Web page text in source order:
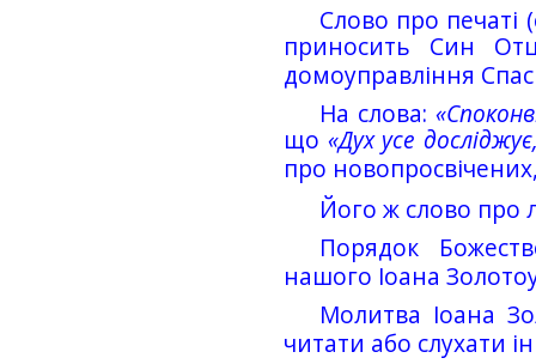
Слово про печаті
приносить Син
домоуправління
На слова:
що «Дух усе
про
Його ж слово про
Порядок
нашого Іоана
Молитва Іоана
читати або слухати